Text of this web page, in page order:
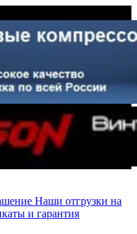
Наши отгрузки на
и гарантия